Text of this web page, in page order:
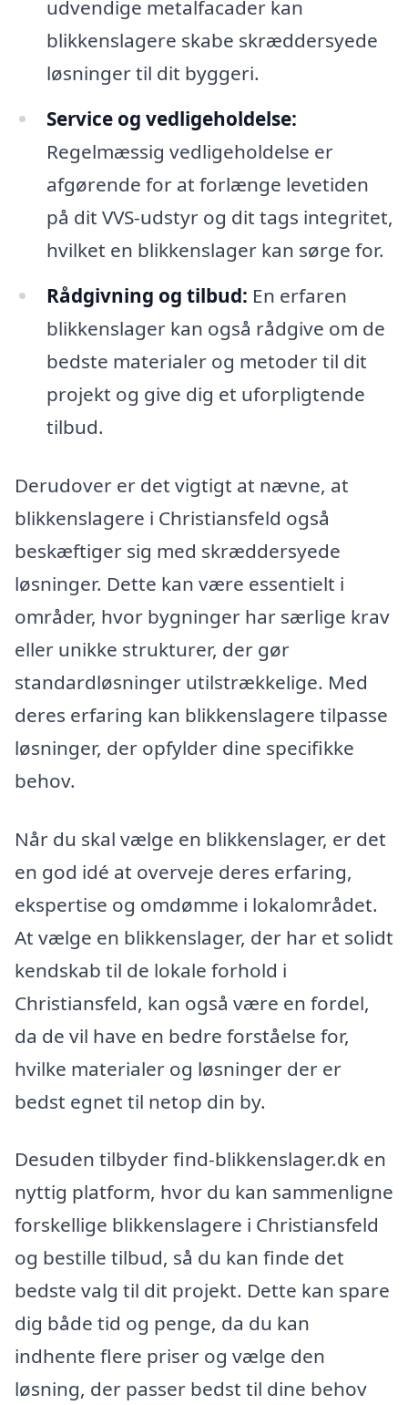
udvendige metalfacader kan
blikkenslagere skabe skræddersyede
løsninger til dit byggeri.
Service og vedligeholdelse:
Regelmæssig vedligeholdelse er
afgørende for at forlænge levetiden
på dit VVS-udstyr og dit tags integritet,
hvilket en blikkenslager kan sørge for.
Rådgivning og tilbud: En erfaren
blikkenslager kan også rådgive om de
bedste materialer og metoder til dit
projekt og give dig et uforpligtende
tilbud.
Derudover er det vigtigt at nævne, at
blikkenslagere i Christiansfeld også
beskæftiger sig med skræddersyede
løsninger. Dette kan være essentielt i
områder, hvor bygninger har særlige krav
eller unikke strukturer, der gør
standardløsninger utilstrækkelige. Med
deres erfaring kan blikkenslagere tilpasse
løsninger, der opfylder dine specifikke
behov.
Når du skal vælge en blikkenslager, er det
en god idé at overveje deres erfaring,
ekspertise og omdømme i lokalområdet.
At vælge en blikkenslager, der har et solidt
kendskab til de lokale forhold i
Christiansfeld, kan også være en fordel,
da de vil have en bedre forståelse for,
hvilke materialer og løsninger der er
bedst egnet til netop din by.
Desuden tilbyder find-blikkenslager.dk en
nyttig platform, hvor du kan sammenligne
forskellige blikkenslagere i Christiansfeld
og bestille tilbud, så du kan finde det
bedste valg til dit projekt. Dette kan spare
dig både tid og penge, da du kan
indhente flere priser og vælge den
løsning, der passer bedst til dine behov